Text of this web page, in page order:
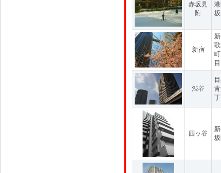
赤坂見
附
新宿
目
渋谷
四ッ谷